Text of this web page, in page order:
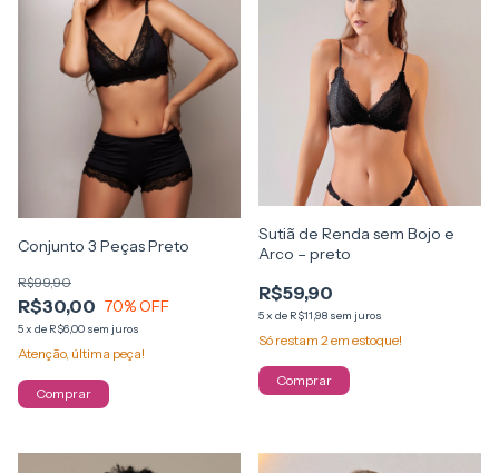
Conjunto 3 Peças Preto
R$30,00
R$99,90
70% OFF
5x de R$6,00 sem juros
Atenção, última peça!
Comprar
Sutiã de Renda sem Bojo e
Arco – preto
R$59,90
5x de R$11,98 sem juros
Só restam 2em estoque!
Comprar